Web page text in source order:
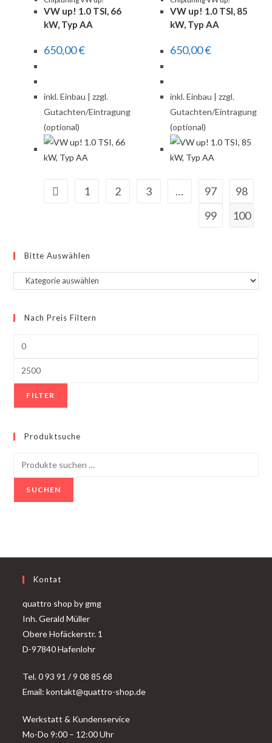
VW up! 1.0 TSI, 66
kW, Typ AA
650,00€
inkl. Einbau | zzgl.
Gutachten/Eintragung
(optional)
VW up! 1.0 TSI, 85
kW, Typ AA
650,00€
inkl. Einbau | zzgl.
Gutachten/Eintragung
(optional)
1 2 3 … 97
98
99
100
Bitte Auswählen
Nach Preis Filtern
FILTER
Produktsuche
SUCHEN
Kontat
quattro shop by gmg
Inh. Gerald Müller
Obere Hofäckerstr. 1
D-97840 Hafenlohr
Tel. 0 93 91 / 9 08 85 68
Email: kontakt@quattro-shop.de
Werkstatt & Kundenservice
Mo-Do 9:00 – 12:00 Uhr